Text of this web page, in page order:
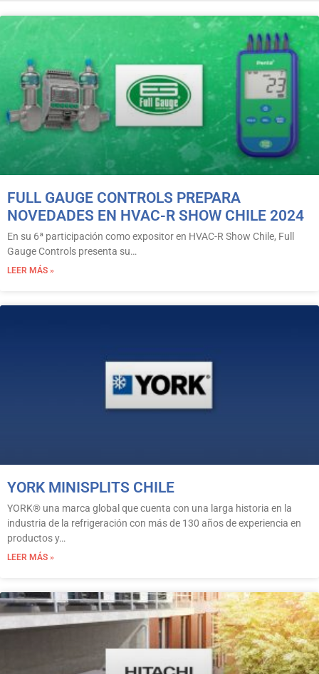
FULL GAUGE CONTROLS PREPARA
NOVEDADES EN HVAC-R SHOW CHILE 2024
En su 6ª participación como expositor en HVAC-R Show Chile, Full
Gauge Controls presenta su…
LEER MÁS »
YORK MINISPLITS CHILE
YORK® una marca global que cuenta con una larga historia en la
industria de la refrigeración con más de 130 años de experiencia en
productos y…
LEER MÁS »